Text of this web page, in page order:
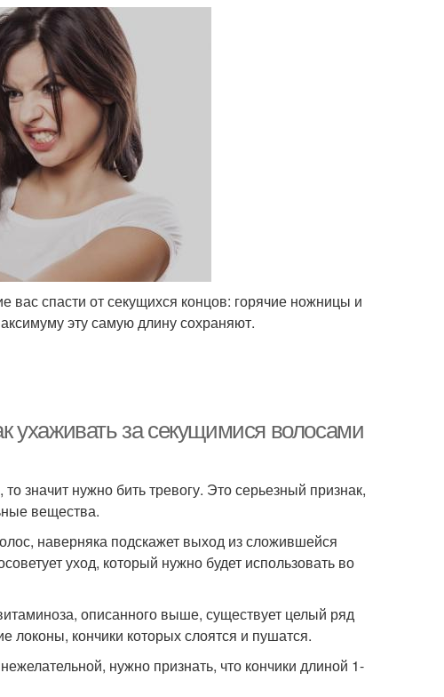
спасти от секущихся концов: горячие ножницы и
эту самую длину сохраняют.
ухаживать за секущимися волосами
значит нужно бить тревогу. Это серьезный признак,
вещества.
наверняка подскажет выход из сложившейся
уход, который нужно будет использовать во
описанного выше, существует целый ряд
локоны, кончики которых слоятся и пушатся.
нужно признать, что кончики длиной 1-